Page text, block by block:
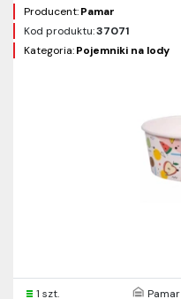
Producent:Pamar
Kod produktu:37071
Kategoria:Pojemniki na lody
1 szt. Pamar